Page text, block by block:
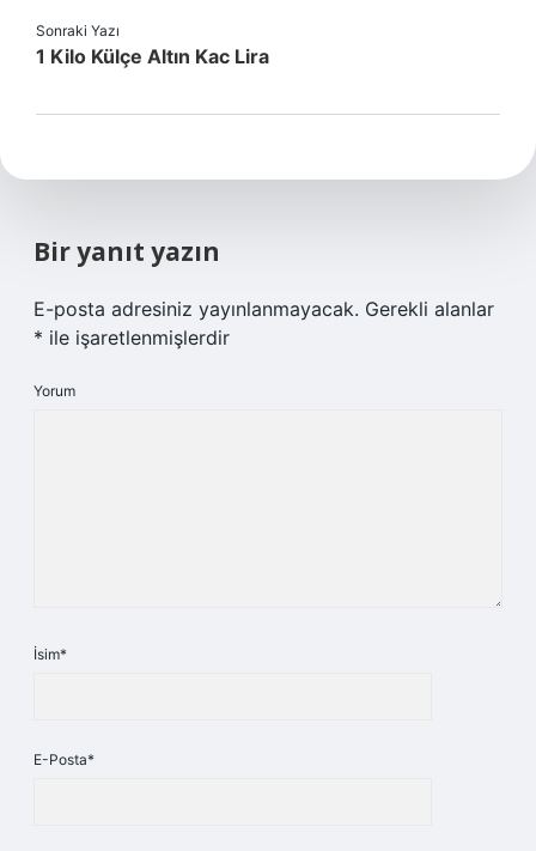
Sonraki Yazı
1 Kilo Külçe Altın Kac Lira
Bir yanıt yazın
E-posta adresiniz yayınlanmayacak. Gerekli alanlar
* ile işaretlenmişlerdir
Yorum
İsim*
E-Posta*